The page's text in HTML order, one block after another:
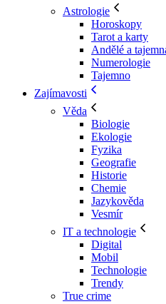
Astrologie
Horoskopy
Tarot a karty
Andělé a
Numerologie
Tajemno
Zajímavosti
Věda
Biologie
Ekologie
Fyzika
Geografie
Historie
Chemie
Jazykověda
Vesmír
IT a technologie
Digital
Mobil
Technologie
Trendy
True crime